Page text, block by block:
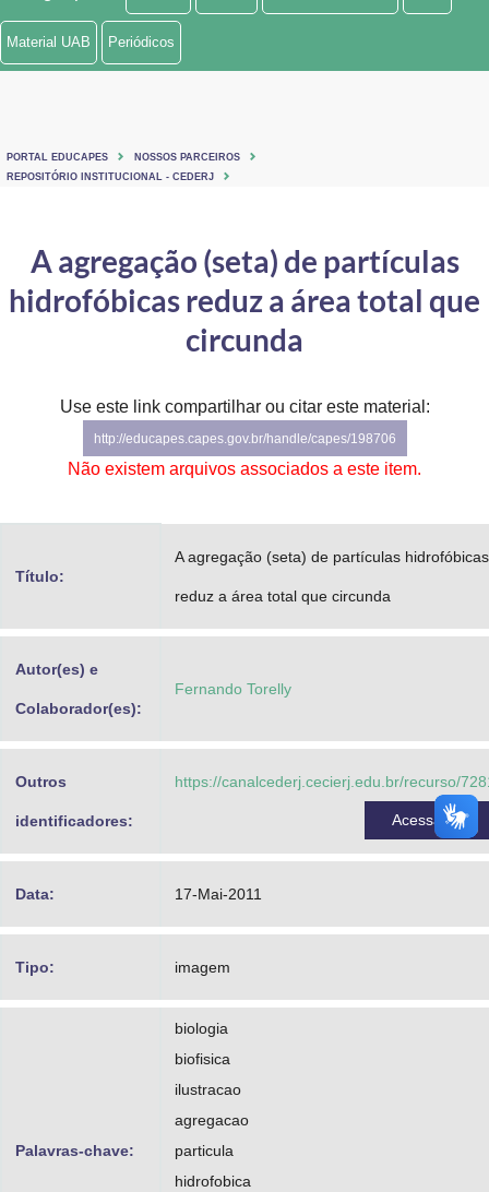
Ministério de Minas e Energia
Ministério do Turismo
Controladoria-Geral da União
Secretaria de Governo
Gabinete de Segurança Institucional
Material UAB Periódicos
PORTAL EDUCAPES
NOSSOS PARCEIROS
REPOSITÓRIO INSTITUCIONAL - CEDERJ
A agregação (seta) de partículas
hidrofóbicas reduz a área total que
circunda
Use este link compartilhar ou citar este material:
http://educapes.capes.gov.br/handle/capes/198706
Não existem arquivos associados a este item.
Título:
A agregação (seta) de partículas hidrofóbicas
reduz a área total que circunda
Autor(es) e
Colaborador(es):
Fernando Torelly
Outros
identificadores:
https://canalcederj.cecierj.edu.br/recurso/
Acessar
Data: 17-Mai-2011
Tipo: imagem
Palavras-chave:
biologia
biofisica
ilustracao
agregacao
particula
hidrofobica